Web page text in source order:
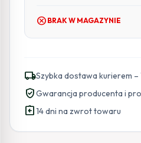
cancel BRAK W MAGAZYNIE
local_shippingSzybka dostawa kurierem –
verified_userGwarancja producenta i
assignment_return14 dni na zwrot towaru